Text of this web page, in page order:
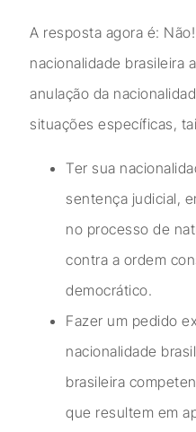
A resposta agora é:
nacionalidade brasileira
anulação da
situações específicas,
Ter sua
sentença judicial,
no processo de
contra a ordem
democrático.
Fazer um pedido
nacionalidade
brasileira
que resultem em